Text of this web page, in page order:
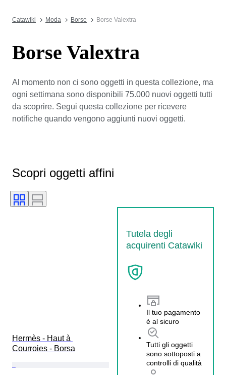
Catawiki Moda Borse Borse Valextra
Borse Valextra
Al momento non ci sono oggetti in questa collezione, ma
ogni settimana sono disponibili 75.000 nuovi oggetti tutti
da scoprire. Segui questa collezione per ricevere
notifiche quando vengono aggiunti nuovi oggetti.
Scopri oggetti affini
Tutela degli
acquirenti Catawiki
Il tuo pagamento
è al sicuro
Tutti gli oggetti
sono sottoposti a
controlli di qualità
Hermès - Haut à
Courroies - Borsa